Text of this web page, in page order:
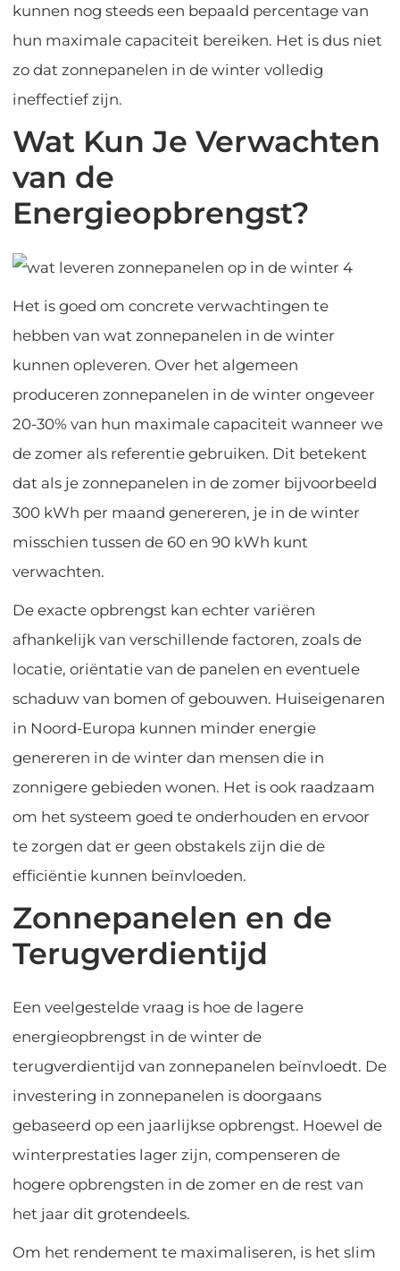
kunnen nog steeds een bepaald percentage van
hun maximale capaciteit bereiken. Het is dus niet
zo dat zonnepanelen in de winter volledig
ineffectief zijn.
Wat Kun Je Verwachten
van de
Energieopbrengst?
Het is goed om concrete verwachtingen te
hebben van wat zonnepanelen in de winter
kunnen opleveren. Over het algemeen
produceren zonnepanelen in de winter ongeveer
20-30% van hun maximale capaciteit wanneer we
de zomer als referentie gebruiken. Dit betekent
dat als je zonnepanelen in de zomer bijvoorbeeld
300 kWh per maand genereren, je in de winter
misschien tussen de 60 en 90 kWh kunt
verwachten.
De exacte opbrengst kan echter variëren
afhankelijk van verschillende factoren, zoals de
locatie, oriëntatie van de panelen en eventuele
schaduw van bomen of gebouwen. Huiseigenaren
in Noord-Europa kunnen minder energie
genereren in de winter dan mensen die in
zonnigere gebieden wonen. Het is ook raadzaam
om het systeem goed te onderhouden en ervoor
te zorgen dat er geen obstakels zijn die de
efficiëntie kunnen beïnvloeden.
Zonnepanelen en de
Terugverdientijd
Een veelgestelde vraag is hoe de lagere
energieopbrengst in de winter de
terugverdientijd van zonnepanelen beïnvloedt. De
investering in zonnepanelen is doorgaans
gebaseerd op een jaarlijkse opbrengst. Hoewel de
winterprestaties lager zijn, compenseren de
hogere opbrengsten in de zomer en de rest van
het jaar dit grotendeels.
Om het rendement te maximaliseren, is het slim